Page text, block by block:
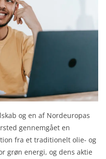
og en af Nordeuropas
gennemgået en
fra et traditionelt olie- og
grøn energi, og dens aktie